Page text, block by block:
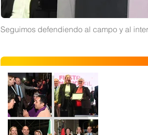
Seguimos defendiendo al campo y al